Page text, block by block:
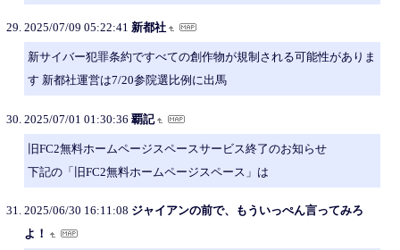
2025/07/09 05:22:41 新都社
新サイバー犯罪条約ですべての創作物が規制される可能性がありま
す 新都社運営は7/20参院選比例に出馬
2025/07/01 01:30:36 覇記
旧FC2無料ホームページスペースサービス終了のお知らせ
下記の「旧FC2無料ホームページスペース」は
2025/06/30 16:11:08 ジャイアンの前で、もういっぺん言ってみろ
よ！